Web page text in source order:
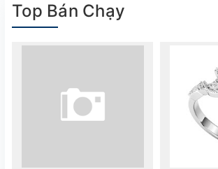
Top Bán Chạy